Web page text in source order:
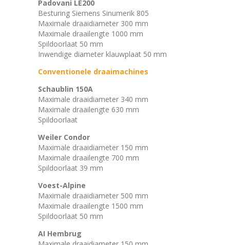
Padovani LE200
Besturing Siemens Sinumerik 805
Maximale draaidiameter 300 mm
Maximale draailengte 1000 mm
Spildoorlaat 50 mm
Inwendige diameter klauwplaat 50 mm
Conventionele draaimachines
Schaublin 150A
Maximale draaidiameter 340 mm
Maximale draailengte 630 mm
Spildoorlaat
Weiler Condor
Maximale draaidiameter 150 mm
Maximale draailengte 700 mm
Spildoorlaat 39 mm
Voest-Alpine
Maximale draaidiameter 500 mm
Maximale draailengte 1500 mm
Spildoorlaat 50 mm
AI Hembrug